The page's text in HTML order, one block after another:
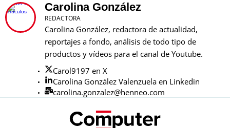
Carolina González
REDACTORA
Carolina González, redactora de actualidad,
reportajes a fondo, análisis de todo tipo de
productos y vídeos para el canal de Youtube.
Carol9197 en X
Carolina González Valenzuela en Linkedin
carolina.gonzalez@henneo.com